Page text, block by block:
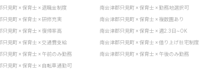
只見町 × 保育士 × 退職金制度 南会津郡只見町 × 保育士 × 勤務地選択可
只見町 × 保育士 × 研修充実 南会津郡只見町 × 保育士 × 複数園あり
只見町 × 保育士 × 復帰率高 南会津郡只見町 × 保育士 × 週2.3日~OK
只見町 × 保育士 × 交通費支給 南会津郡只見町 × 保育士 × 借り上げ社宅制度
只見町 × 保育士 × 午前のみ勤務 南会津郡只見町 × 保育士 × 午後のみ勤務
只見町 × 保育士 × 自転車通勤可